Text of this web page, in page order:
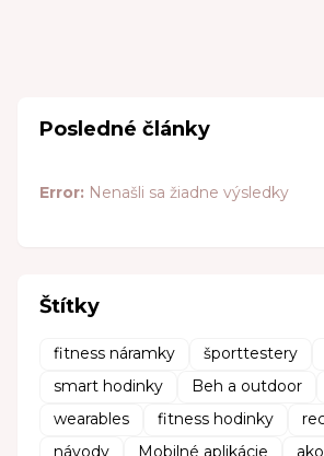
Posledné články
Error: Nenašli sa žiadne výsledky
Štítky
fitness náramky športtestery
smart hodinky
Beh a outdoor
wearables
fitness hodinky
návody
Mobilné aplikácie